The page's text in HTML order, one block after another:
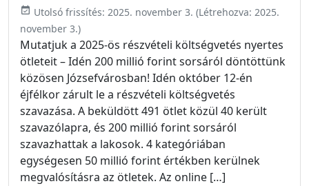
event_available Utolsó frissítés: 2025. november 3. (Létrehozva: 2025.
november 3.)
Mutatjuk a 2025-ös részvételi költségvetés nyertes
ötleteit – Idén 200 millió forint sorsáról döntöttünk
közösen Józsefvárosban! Idén október 12-én
éjfélkor zárult le a részvételi költségvetés
szavazása. A beküldött 491 ötlet közül 40 került
szavazólapra, és 200 millió forint sorsáról
szavazhattak a lakosok. 4 kategóriában
egységesen 50 millió forint értékben kerülnek
megvalósításra az ötletek. Az online […]